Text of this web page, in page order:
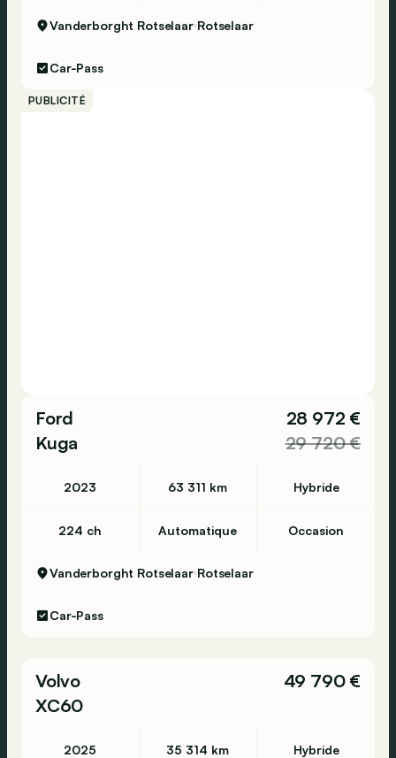
Vanderborght Rotselaar Rotselaar
Car-Pass
PUBLICITÉ
Ford
Kuga
28 972 €
29 720 €
2023 63 311 km Hybride
224 ch Automatique Occasion
Vanderborght Rotselaar Rotselaar
Car-Pass
Volvo
XC60
49 790 €
2025 35 314 km Hybride